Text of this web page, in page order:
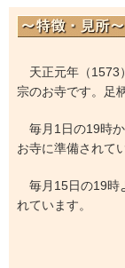
天正元年（1573
宗のお寺です。足
毎月1日の19時か
お寺に準備されて
毎月15日の19時
れています。